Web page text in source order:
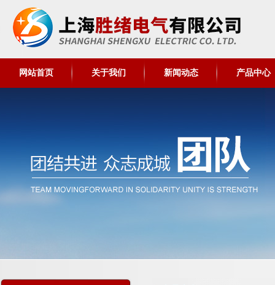
网站首页 关于我们 新闻动态 产品中心